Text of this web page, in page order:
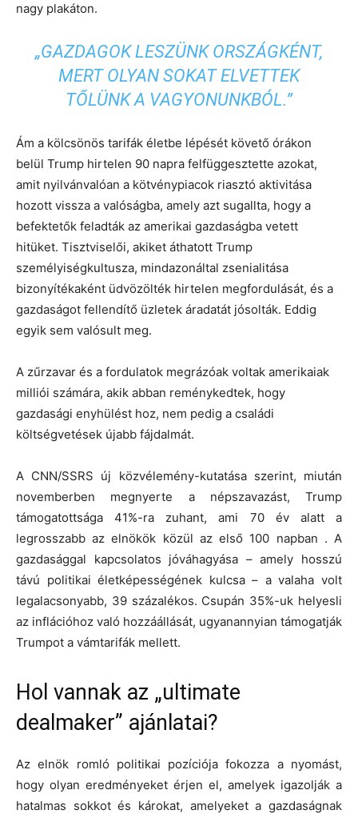
nagy plakáton.
„GAZDAGOK LESZÜNK ORSZÁGKÉNT,
MERT OLYAN SOKAT ELVETTEK
TŐLÜNK A VAGYONUNKBÓL.”
Ám a kölcsönös tarifák életbe lépését követő órákon
belül Trump hirtelen 90 napra felfüggesztette azokat,
amit nyilvánvalóan a kötvénypiacok riasztó aktivitása
hozott vissza a valóságba, amely azt sugallta, hogy a
befektetők feladták az amerikai gazdaságba vetett
hitüket. Tisztviselői, akiket áthatott Trump
személyiségkultusza, mindazonáltal zsenialitása
bizonyítékaként üdvözölték hirtelen megfordulását, és a
gazdaságot fellendítő üzletek áradatát jósolták. Eddig
egyik sem valósult meg.
A zűrzavar és a fordulatok megrázóak voltak amerikaiak
milliói számára, akik abban reménykedtek, hogy
gazdasági enyhülést hoz, nem pedig a családi
költségvetések újabb fájdalmát.
A CNN/SSRS új közvélemény-kutatása szerint, miután
novemberben megnyerte a népszavazást, Trump
támogatottsága 41%-ra zuhant, ami 70 év alatt a
legrosszabb az elnökök közül az első 100 napban . A
gazdasággal kapcsolatos jóváhagyása – amely hosszú
távú politikai életképességének kulcsa – a valaha volt
legalacsonyabb, 39 százalékos. Csupán 35%-uk helyesli
az inflációhoz való hozzáállását, ugyanannyian támogatják
Trumpot a vámtarifák mellett.
Hol vannak az „ultimate
dealmaker” ajánlatai?
Az elnök romló politikai pozíciója fokozza a nyomást,
hogy olyan eredményeket érjen el, amelyek igazolják a
hatalmas sokkot és károkat, amelyeket a gazdaságnak